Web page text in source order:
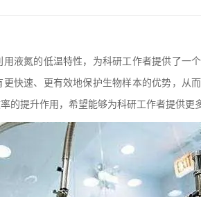
氮的低温特性，为科研工作者提供了一
快速、更有效地保护生物样本的优势，从
的提升作用，希望能够为科研工作者提供更